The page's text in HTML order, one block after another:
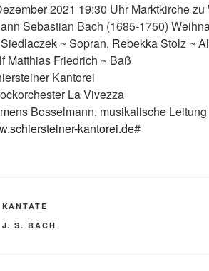
2021 19:30 Uhr Marktkirche zu
Sebastian Bach (1685-1750)
~ Sopran, Rebekka Stolz ~
Matthias Friedrich ~ Baß
Kantorei
La Vivezza
Bosselmann, musikalische Leitung
kantorei.de#
KATEGORIEN
KANTATE
SCHLAGWÖRTER
J. S. BACH